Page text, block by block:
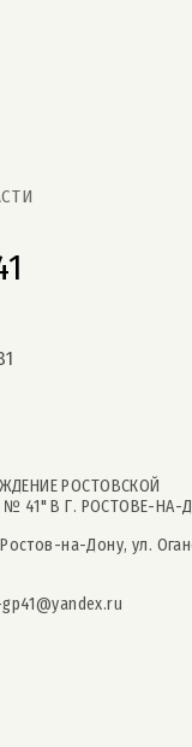
РОСТОВСКОЙ
41" В Г. РОСТОВЕ-НА-
на-Дону, ул.